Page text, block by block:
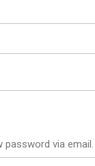
via email.